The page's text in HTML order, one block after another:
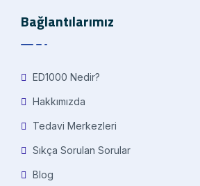
Bağlantılarımız
ED1000 Nedir?
Hakkımızda
Tedavi Merkezleri
Sıkça Sorulan Sorular
Blog